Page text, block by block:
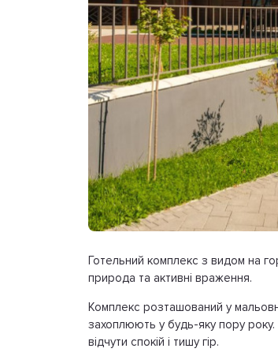
Готельний комплекс з видом на
природа та активні враження.
Комплекс розташований у
захоплюють у будь-яку пору
відчути спокій і тишу гір.